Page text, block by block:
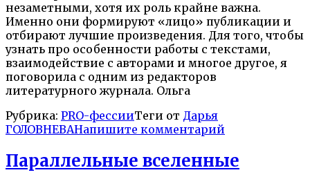
незаметными, хотя их роль крайне важна.
Именно они формируют «лицо» публикации и
отбирают лучшие произведения. Для того, чтобы
узнать про особенности работы с текстами,
взаимодействие с авторами и многое другое, я
поговорила с одним из редакторов
литературного журнала. Ольга
Рубрика: PRO-фессииТеги от Дарья
ГОЛОВНЕВАНапишите комментарий
Параллельные вселенные